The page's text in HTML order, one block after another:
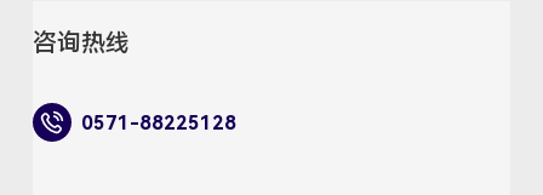
咨询热线
0571-88225128